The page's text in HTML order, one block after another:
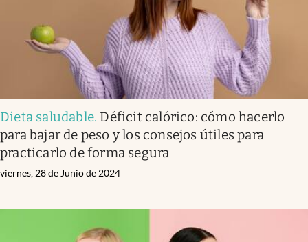
Dieta saludable. Déficit calórico: cómo hacerlo
para bajar de peso y los consejos útiles para
practicarlo de forma segura
viernes, 28 de Junio de 2024